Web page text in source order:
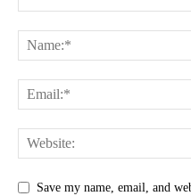
Save my name, email, and